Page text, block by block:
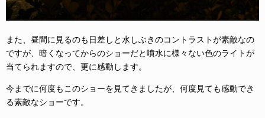
また、昼間に見るのも日差しと水しぶきのコントラストが素敵なの
ですが、暗くなってからのショーだと噴水に様々ない色のライトが
当てられますので、更に感動します。
今までに何度もこのショーを見てきましたが、何度見ても感動でき
る素敵なショーです。